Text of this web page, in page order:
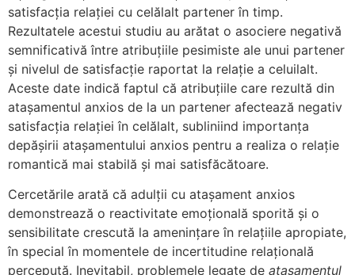
satisfacția relației cu celălalt partener în timp.
Rezultatele acestui studiu au arătat o asociere negativă
semnificativă între atribuțiile pesimiste ale unui partener
și nivelul de satisfacție raportat la relație a celuilalt.
Aceste date indică faptul că atribuțiile care rezultă din
atașamentul anxios de la un partener afectează negativ
satisfacția relației în celălalt, subliniind importanța
depășirii atașamentului anxios pentru a realiza o relație
romantică mai stabilă și mai satisfăcătoare.
Cercetările arată că adulții cu atașament anxios
demonstrează o reactivitate emoțională sporită și o
sensibilitate crescută la amenințare în relațiile apropiate,
în special în momentele de incertitudine relațională
percepută. Inevitabil, problemele legate de atașamentul